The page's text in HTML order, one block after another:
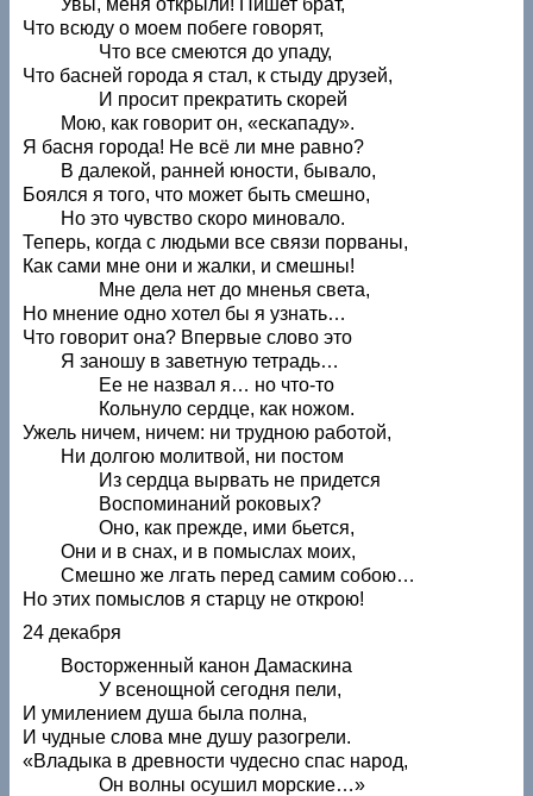
Что всюду о моем побеге говорят,
Что все смеются до упаду,
Что басней города я стал, к стыду друзей,
И просит прекратить скорей
Мою, как говорит он, «ескападу».
Я басня города! Не всё ли мне равно?
В далекой, ранней юности, бывало,
Боялся я того, что может быть смешно,
Но это чувство скоро миновало.
Теперь, когда с людьми все связи порваны,
Как сами мне они и жалки, и смешны!
Мне дела нет до мненья света,
Но мнение одно хотел бы я узнать…
Что говорит она? Впервые слово это
Я заношу в заветную тетрадь…
Ее не назвал я… но что-то
Кольнуло сердце, как ножом.
Ужель ничем, ничем: ни трудною работой,
Ни долгою молитвой, ни постом
Из сердца вырвать не придется
Воспоминаний роковых?
Оно, как прежде, ими бьется,
Они и в снах, и в помыслах моих,
Смешно же лгать перед самим собою…
Но этих помыслов я старцу не открою!
24 декабря
Восторженный канон Дамаскина
У всенощной сегодня пели,
И умилением душа была полна,
И чудные слова мне душу разогрели.
«Владыка в древности чудесно спас народ,
Он волны осушил морские…»